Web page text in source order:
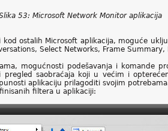
53: Microsoft Network Monitor aplikacija
ostalih Microsoft aplikacija, moguće
Select Networks, Frame Summary,
mogućnosti podešavanja i komande
saobraćaja koji u većim i
aplikaciju prilagoditi svojim
filtera u aplikaciji: